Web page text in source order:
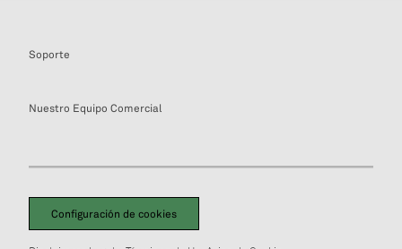
Soporte
Nuestro Equipo Comercial
Configuración de cookies